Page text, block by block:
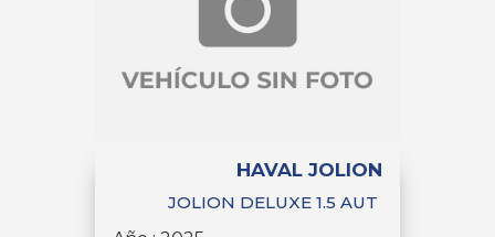
HAVAL JOLION
JOLION DELUXE 1.5 AUT